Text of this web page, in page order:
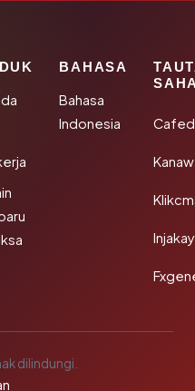
BAHASA
Bahasa
Indonesia
dilindungi.